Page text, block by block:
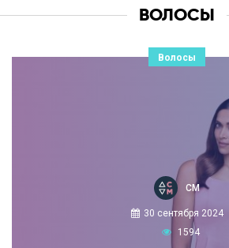
ВОЛОСЫ
Волосы
СМ
30 сентября 2024
1594